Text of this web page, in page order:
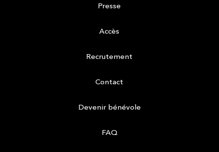
Presse
Accès
Recrutement
Contact
Devenir bénévole
FAQ